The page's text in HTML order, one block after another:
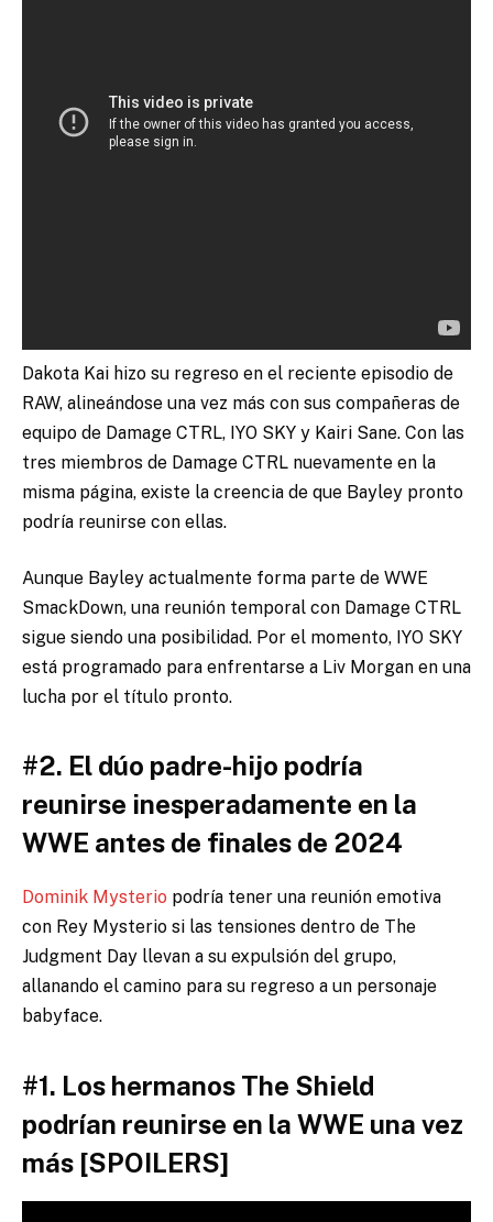
Dakota Kai hizo su regreso en el reciente episodio de
RAW, alineándose una vez más con sus compañeras de
equipo de Damage CTRL, IYO SKY y Kairi Sane. Con las
tres miembros de Damage CTRL nuevamente en la
misma página, existe la creencia de que Bayley pronto
podría reunirse con ellas.
Aunque Bayley actualmente forma parte de WWE
SmackDown, una reunión temporal con Damage CTRL
sigue siendo una posibilidad. Por el momento, IYO SKY
está programado para enfrentarse a Liv Morgan en una
lucha por el título pronto.
#2. El dúo padre-hijo podría
reunirse inesperadamente en la
WWE antes de finales de 2024
Dominik Mysterio podría tener una reunión emotiva
con Rey Mysterio si las tensiones dentro de The
Judgment Day llevan a su expulsión del grupo,
allanando el camino para su regreso a un personaje
babyface.
#1. Los hermanos The Shield
podrían reunirse en la WWE una vez
más [SPOILERS]